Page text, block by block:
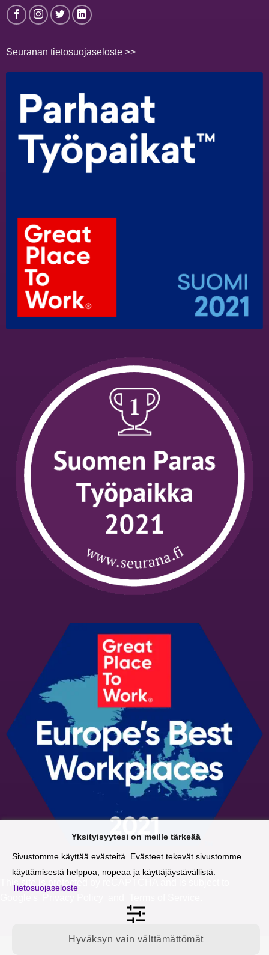
Seuranan tietosuojaseloste >>
This site is protected by reCAPTCHA and is subject to
Yksityisyytesi on meille tärkeää
Sivustomme käyttää evästeitä. Evästeet tekevät sivustomme
käyttämisestä helppoa, nopeaa ja käyttäjäystävällistä.
Tietosuojaseloste
Hyväksyn vain välttämättömät